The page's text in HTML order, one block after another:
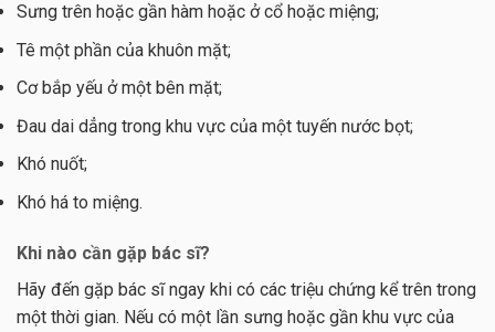
Sưng trên hoặc gần hàm hoặc ở cổ hoặc miệng;
Tê một phần của khuôn mặt;
Cơ bắp yếu ở một bên mặt;
Đau dai dẳng trong khu vực của một tuyến nước bọt;
Khó nuốt;
Khó há to miệng.
Khi nào cần gặp bác sĩ?
Hãy đến gặp bác sĩ ngay khi có các triệu chứng kể trên trong
một thời gian. Nếu có một lần sưng hoặc gần khu vực của